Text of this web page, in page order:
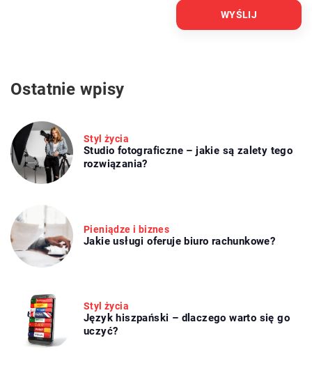
Ostatnie wpisy
Styl życia
Studio fotograficzne – jakie są zalety tego
rozwiązania?
Pieniądze i biznes
Jakie usługi oferuje biuro rachunkowe?
Styl życia
Język hiszpański – dlaczego warto się go
uczyć?